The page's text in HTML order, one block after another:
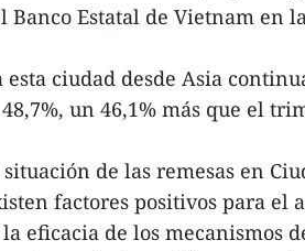
Banco Estatal de Vietnam en
esta ciudad desde Asia
un 46,1% más que el
de las remesas en
factores positivos para el
eficacia de los mecanismos